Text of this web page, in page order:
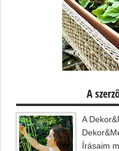
A
A
Írásaim